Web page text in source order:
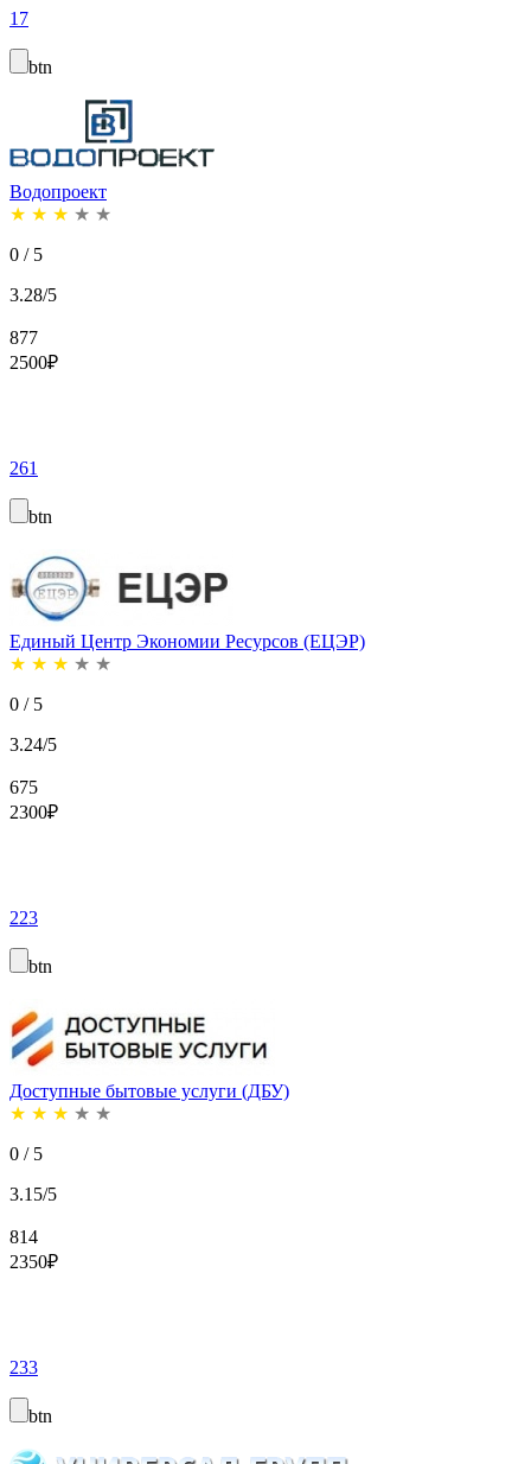
17
btn
Водопроект
★ ★ ★ ★ ★
0 / 5
3.28/5
877
2500₽
261
btn
Единый Центр Экономии Ресурсов (ЕЦЭР)
★ ★ ★ ★ ★
0 / 5
3.24/5
675
2300₽
223
btn
Доступные бытовые услуги (ДБУ)
★ ★ ★ ★ ★
0 / 5
3.15/5
814
2350₽
233
btn